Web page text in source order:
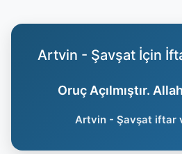
Artvin - Şavşat İçin
Oruç Açılmıştır.
Artvin - Şavşat iftar